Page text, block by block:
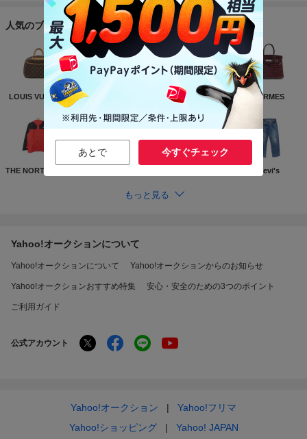
人気のブランド
LOUIS VUITTON CHANEL HERMES
THE NORTH FACE Levi's
もっと見る
Yahoo!オークションについて
Yahoo!オークションについて Yahoo!オークションからのお知らせ
Yahoo!オークションおすすめ特集 安心・安全のための3つのポイント
ご利用ガイド
公式アカウント
Yahoo!オークション
Yahoo!フリマ
Yahoo!ショッピング
Yahoo! JAPAN
あとで 今すぐチェック